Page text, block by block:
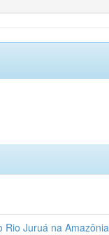
Rio Juruá na Amazônia